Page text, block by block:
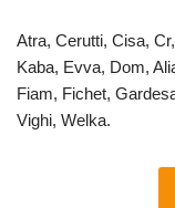
Atra, Cerutti, Cisa,
Kaba, Evva, Dom,
Fiam, Fichet,
Vighi, Welka.